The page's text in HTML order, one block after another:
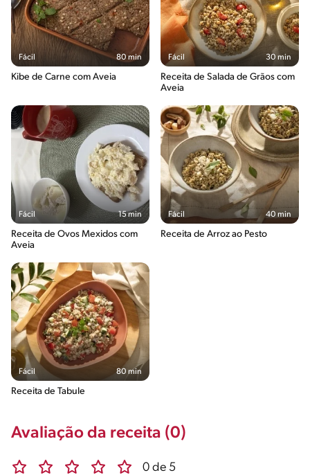
Fácil 80 min
Kibe de Carne com Aveia
Fácil 30 min
Receita de Salada de Grãos com
Aveia
Fácil 15 min
Receita de Ovos Mexidos com
Aveia
Fácil 40 min
Receita de Arroz ao Pesto
Fácil 80 min
Receita de Tabule
Avaliação da receita (0)
0 de 5